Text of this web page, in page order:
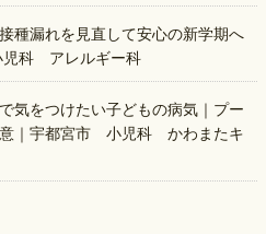
種漏れを見直して安心の新学期へ
児科 アレルギー科
気をつけたい子どもの病気｜プー
意｜宇都宮市 小児科 かわまたキ